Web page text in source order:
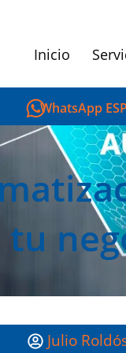
Inicio
WhatsApp
tu
Julio